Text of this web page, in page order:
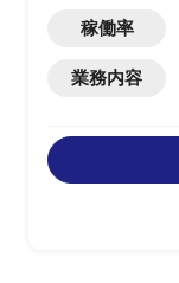
稼働率
業務内容